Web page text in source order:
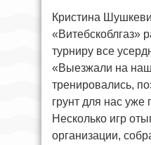
Кристина
«Витебскоблгаз»
турниру все
«Выезжали на
тренировались,
грунт для нас уже
Несколько игр
организации,